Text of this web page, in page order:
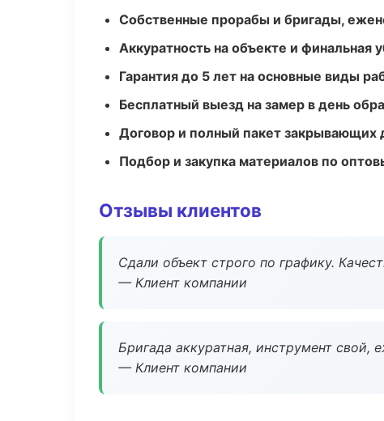
Собственные прорабы и бригады,
Аккуратность на объекте и финальная
Гарантия до 5 лет на основные виды
Бесплатный выезд на замер в день
Договор и полный пакет закрывающих
Подбор и закупка материалов по
Отзывы клиентов
Сдали объект строго по графику.
— Клиент компании
Бригада аккуратная, инструмент свой,
— Клиент компании